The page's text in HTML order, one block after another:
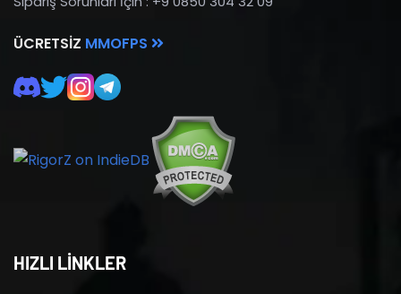
ÜCRETSIZ MMOFPS
HIZLI LİNKLER